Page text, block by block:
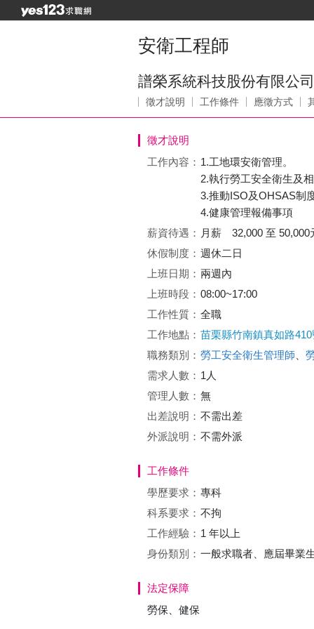
安衛工程師
譜榮系統科技股份有限公司
徵才說明 工作條件 應徵方式
徵才說明
工作內容： 1.工地環安衛管理。
2.執行勞工安全衛生及
3.推動ISO及OHSAS制
4.健康管理報備事項
薪資待遇： 月薪 32,000 至 50,000
休假制度： 週休二日
上班日期： 兩週內
上班時段： 08:00~17:00
工作性質： 全職
工作地點： 苗栗縣竹南鎮真如路410
職務類別： 勞工安全衛生管理師
需求人數： 1人
管理人數： 無
出差說明： 不需出差
外派說明： 不需外派
工作條件
學歷要求： 專科
科系要求： 不拘
工作經驗： 1 年以上
身份類別： 一般求職者、應屆畢業
法定保障
勞保、健保